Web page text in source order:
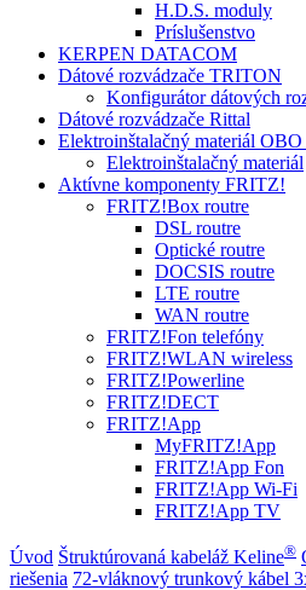
H.D.S. moduly
Príslušenstvo
KERPEN DATACOM
Dátové rozvádzače TRITON
Konfigurátor dátových
Dátové rozvádzače Rittal
Elektroinštalačný materiál OBO
Elektroinštalačný materiál
Aktívne komponenty FRITZ!
FRITZ!Box routre
DSL routre
Optické routre
DOCSIS routre
LTE routre
WAN routre
FRITZ!Fon telefóny
FRITZ!WLAN wireless
FRITZ!Powerline
FRITZ!DECT
FRITZ!App
MyFRITZ!App
FRITZ!App Fon
FRITZ!App Wi-Fi
FRITZ!App TV
Úvod Štruktúrovaná kabeláž Keline®
riešenia 72-vláknový trunkový kábel